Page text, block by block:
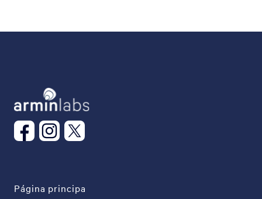
Página principa